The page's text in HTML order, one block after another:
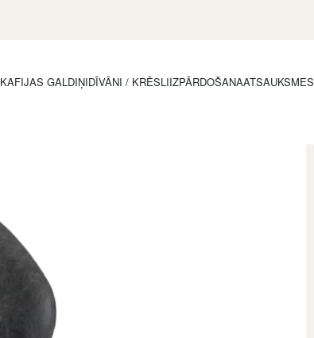
KAFIJAS GALDIŅIDĪVĀNI / KRĒSLIIZPĀRDOŠANAATSAUKSMES